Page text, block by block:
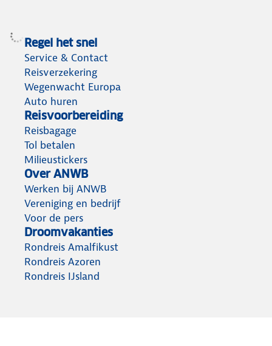
Regel het snel
Service & Contact
Reisverzekering
Wegenwacht Europa
Auto huren
Reisvoorbereiding
Reisbagage
Tol betalen
Milieustickers
Over ANWB
Werken bij ANWB
Vereniging en bedrijf
Voor de pers
Droomvakanties
Rondreis Amalfikust
Rondreis Azoren
Rondreis IJsland